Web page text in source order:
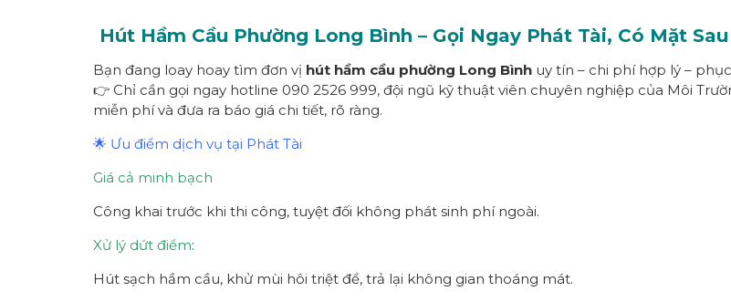
Hút Hầm Cầu Phường Long Bình – Gọi Ngay Phát Tài, Có Mặt Sau
Bạn đang loay hoay tìm đơn vị hút hầm cầu phường Long Bình uy tín – chi phí hợp lý –
👉 Chỉ cần gọi ngay hotline 090 2526 999, đội ngũ kỹ thuật viên chuyên nghiệp của Môi
miễn phí và đưa ra báo giá chi tiết, rõ ràng.
🌟 Ưu điểm dịch vụ tại Phát Tài
Giá cả minh bạch
Công khai trước khi thi công, tuyệt đối không phát sinh phí ngoài.
Xử lý dứt điểm:
Hút sạch hầm cầu, khử mùi hôi triệt để, trả lại không gian thoáng mát.